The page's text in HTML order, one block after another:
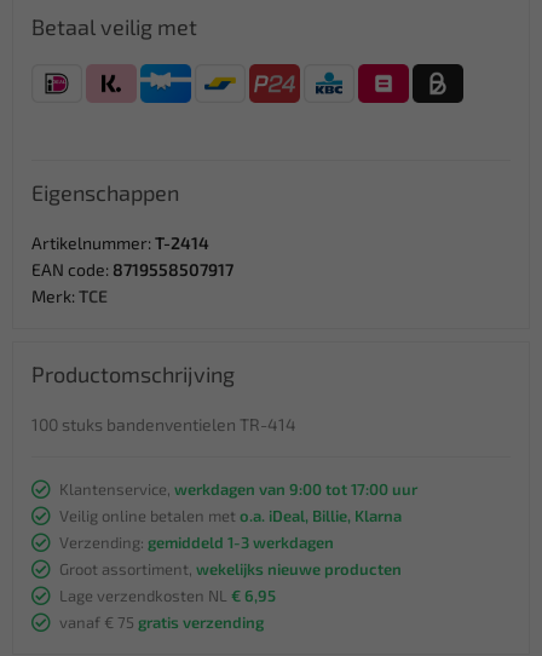
Betaal veilig met
Eigenschappen
Artikelnummer: T-2414
EAN code: 8719558507917
Merk: TCE
Productomschrijving
100 stuks bandenventielen TR-414
Klantenservice, werkdagen van 9:00 tot 17:00 uur
Veilig online betalen met o.a. iDeal, Billie, Klarna
Verzending: gemiddeld 1-3 werkdagen
Groot assortiment, wekelijks nieuwe producten
Lage verzendkosten NL € 6,95
vanaf € 75 gratis verzending